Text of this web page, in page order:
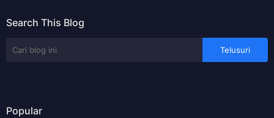
Search This Blog
Popular